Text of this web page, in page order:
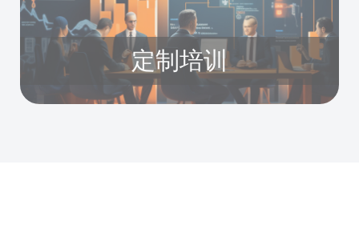
定制培训